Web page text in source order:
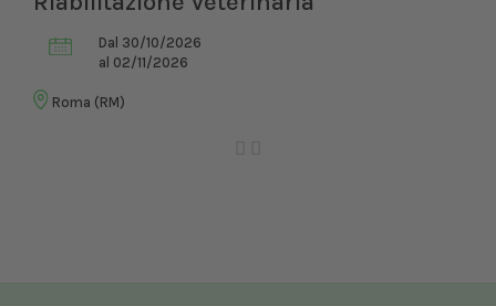
Dal 30/10/2026
al 02/11/2026
Roma (RM)